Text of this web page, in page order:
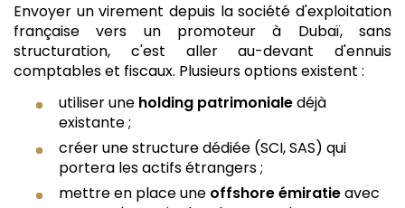
Envoyer un virement depuis la société d'exploitation
française vers un promoteur à Dubaï, sans
structuration, c'est aller au-devant d'ennuis
comptables et fiscaux. Plusieurs options existent :
utiliser une holding patrimonialedéjà
existante ;
créer une structure dédiée (SCI, SAS) qui
portera les actifs étrangers ;
mettre en place une offshore émiratieavec